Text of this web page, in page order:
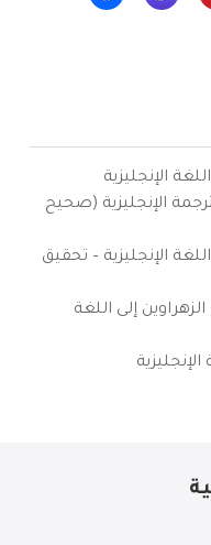
الإنجليزية
الإنجليزية (صحيح
الإنجليزية – تحقيق
إلى اللغة